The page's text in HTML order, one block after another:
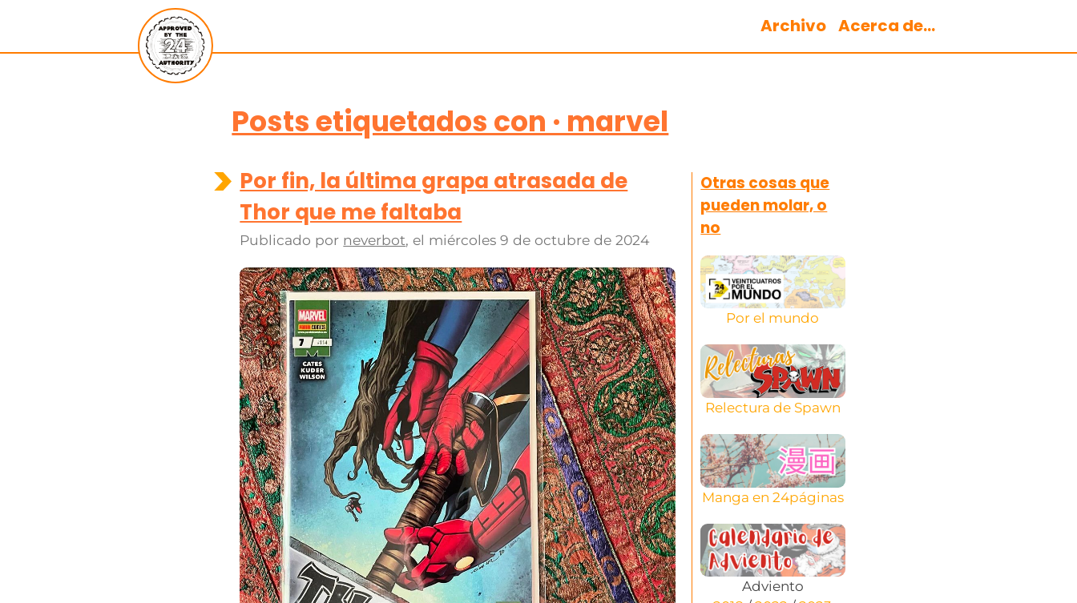
Archivo Acerca de...
Posts etiquetados con · marvel
Por fin, la última grapa atrasada de
Thor que me faltaba
Publicado por neverbot, el miércoles 9 de octubre de 2024
Otras cosas que
pueden molar, o
no
Por el mundo
Relectura de Spawn
Manga en 24páginas
Adviento